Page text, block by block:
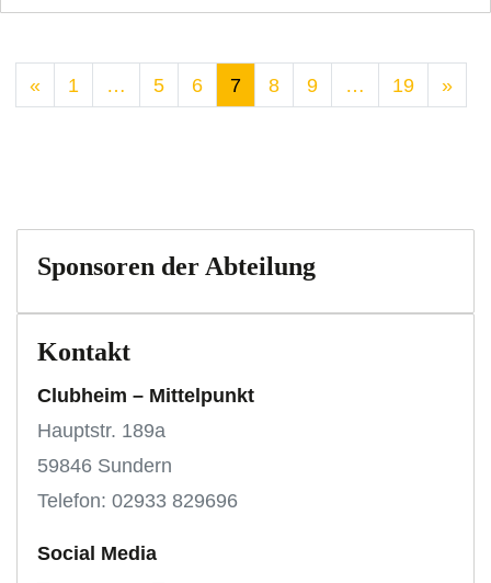
« 1 … 5 6 7 8 9 … 19 »
Sponsoren der Abteilung
Kontakt
Clubheim – Mittelpunkt
Hauptstr. 189a
59846 Sundern
Telefon: 02933 829696
Social Media